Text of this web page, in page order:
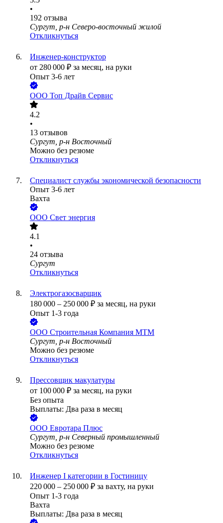
•
192 отзыва
Сургут, р-н Северо-восточный жилой
Откликнуться
Инженер-конструктор
от 280 000 ₽ за месяц, на руки
Опыт 3-6 лет
ООО Топ Драйв Сервис
4.2
•
13 отзывов
Сургут, р-н Восточный
Можно без резюме
Откликнуться
Специалист службы экономической безопасности
Опыт 3-6 лет
Вахта
ООО Свет энергия
4.1
•
24 отзыва
Сургут
Откликнуться
Электрогазосварщик
180 000 – 250 000 ₽ за месяц, на руки
Опыт 1-3 года
ООО Строительная Компания МТМ
Сургут, р-н Восточный
Можно без резюме
Откликнуться
Прессовщик макулатуры
от 100 000 ₽ за месяц, на руки
Без опыта
Выплаты: Два раза в месяц
ООО Евротара Плюс
Сургут, р-н Северный промышленный
Можно без резюме
Откликнуться
Инженер I категории в Гостиницу
220 000 – 250 000 ₽ за вахту, на руки
Опыт 1-3 года
Вахта
Выплаты: Два раза в месяц